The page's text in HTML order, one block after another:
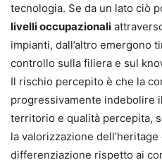
tecnologia. Se da un lato ciò
livelli occupazionali
impianti, dall’altro emergono
controllo sulla filiera e sul
Il rischio percepito è che la
progressivamente indebolire
territorio e qualità percepita,
la valorizzazione
differenziazione rispetto ai